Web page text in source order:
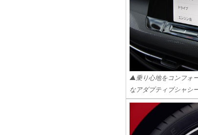
▲乗り心地をコンフォ
なアダプティブシャシ